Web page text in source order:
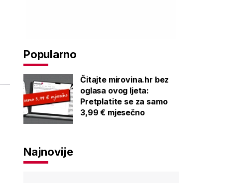
Popularno
Čitajte mirovina.hr bez
oglasa ovog ljeta:
Pretplatite se za samo
3,99 € mjesečno
Najnovije